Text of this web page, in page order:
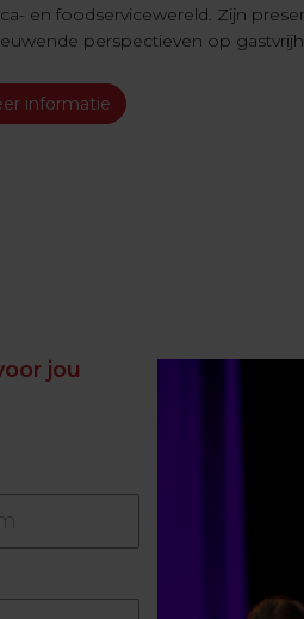
en foodservicewereld. Zijn
perspectieven op
informatie
jou